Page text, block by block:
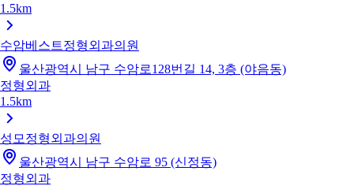
1.5km
수암베스트정형외과의원
울산광역시 남구 수암로128번길 14, 3층 (야음동)
정형외과
1.5km
성모정형외과의원
울산광역시 남구 수암로 95 (신정동)
정형외과